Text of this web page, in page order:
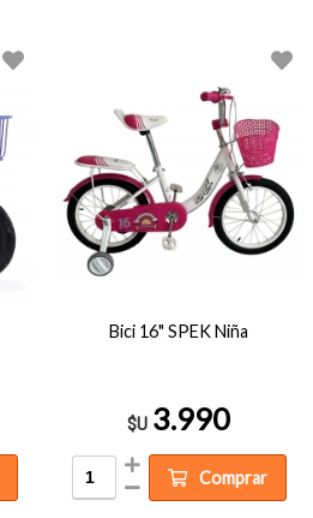
Bici 16" SPEK Niña
$U 3.990
Comprar